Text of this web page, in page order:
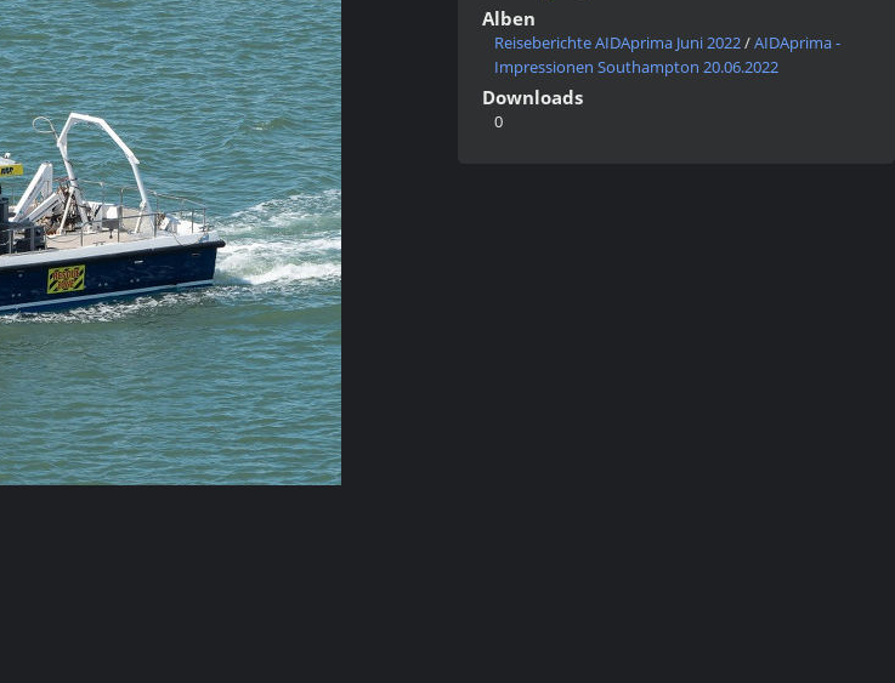
Alben
Reiseberichte AIDAprima Juni 2022/AIDAprima -
Impressionen Southampton 20.06.2022
Downloads
0